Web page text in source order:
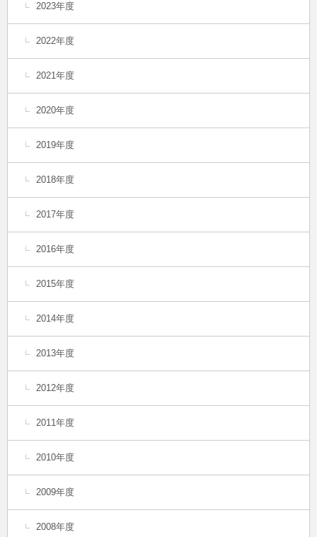
2023年度
2022年度
2021年度
2020年度
2019年度
2018年度
2017年度
2016年度
2015年度
2014年度
2013年度
2012年度
2011年度
2010年度
2009年度
2008年度